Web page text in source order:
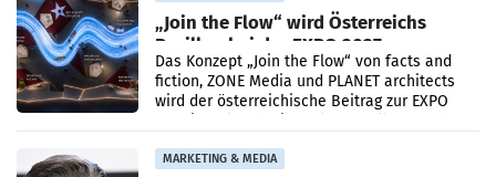
„Join the Flow“ wird Österreichs
Pavillon bei der EXPO 2027
Das Konzept „Join the Flow“ von facts and
fiction, ZONE Media und PLANET architects
wird der österreichische Beitrag zur EXPO
MARKETING & MEDIA